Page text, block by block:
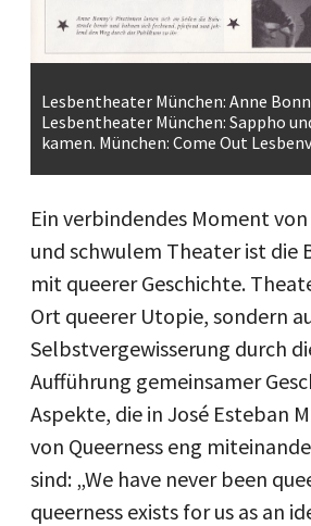
Lesbentheater München: Anne
Lesbentheater München: Sappho
kamen. München: Come Out
Ein verbindendes Moment
und schwulem Theater ist die
mit queerer Geschichte.
Ort queerer Utopie, sondern
Selbstvergewisserung durch
Aufführung gemeinsamer
Aspekte, die in José Esteban
von Queerness eng
sind: „We have never been
queerness exists for us as an